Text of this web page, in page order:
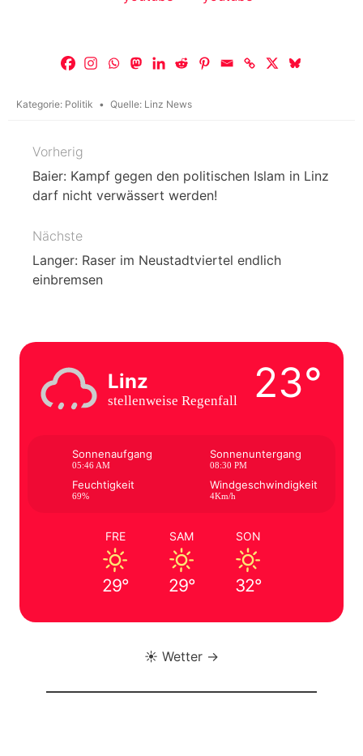
Kategorie: Politik Quelle: Linz News
Beitragsnavigation
Vorherig
Baier: Kampf gegen den politischen Islam in Linz
darf nicht verwässert werden!
Nächste
Langer: Raser im Neustadtviertel endlich
einbremsen
Linz
stellenweise Regenfall 23°
Sonnenaufgang
05:46 AM
Sonnenuntergang
08:30 PM
Feuchtigkeit
69%
Windgeschwindigkeit
4Km/h
FRE
29°
SAM
29°
SON
32°
☀️ Wetter →